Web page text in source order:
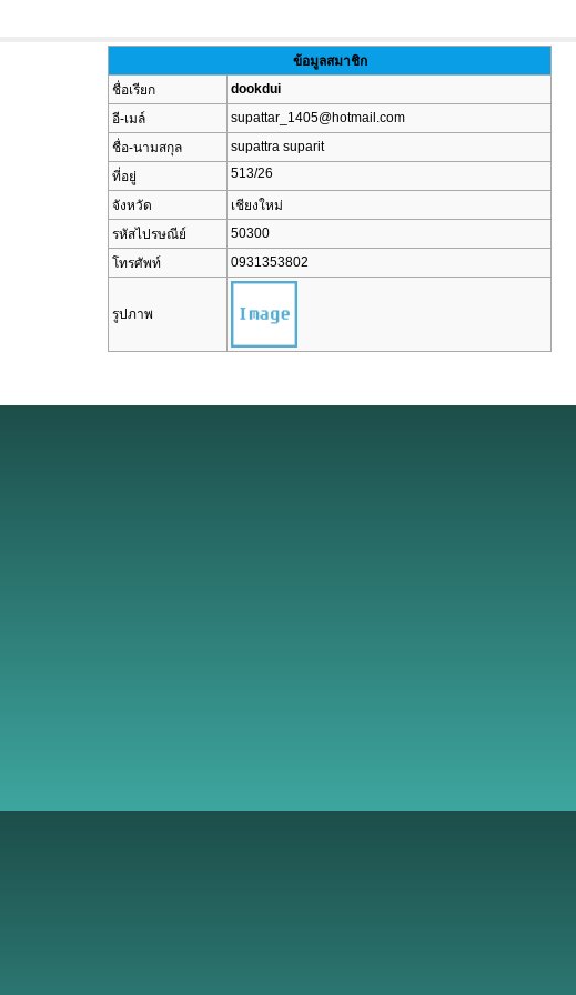
ข้อมูลสมาชิก
ชื่อเรียก
dookdui
อี-เมล์
supattar_1405@hotmail.com
ชื่อ-นามสกุล
supattra suparit
ที่อยู่
513/26
จังหวัด
เชียงใหม่
รหัสไปรษณีย์
50300
โทรศัพท์
0931353802
รูปภาพ